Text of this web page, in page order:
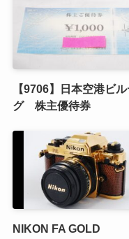
【9706】日本空港ビ
グ 株主優待券
NIKON FA GOLD